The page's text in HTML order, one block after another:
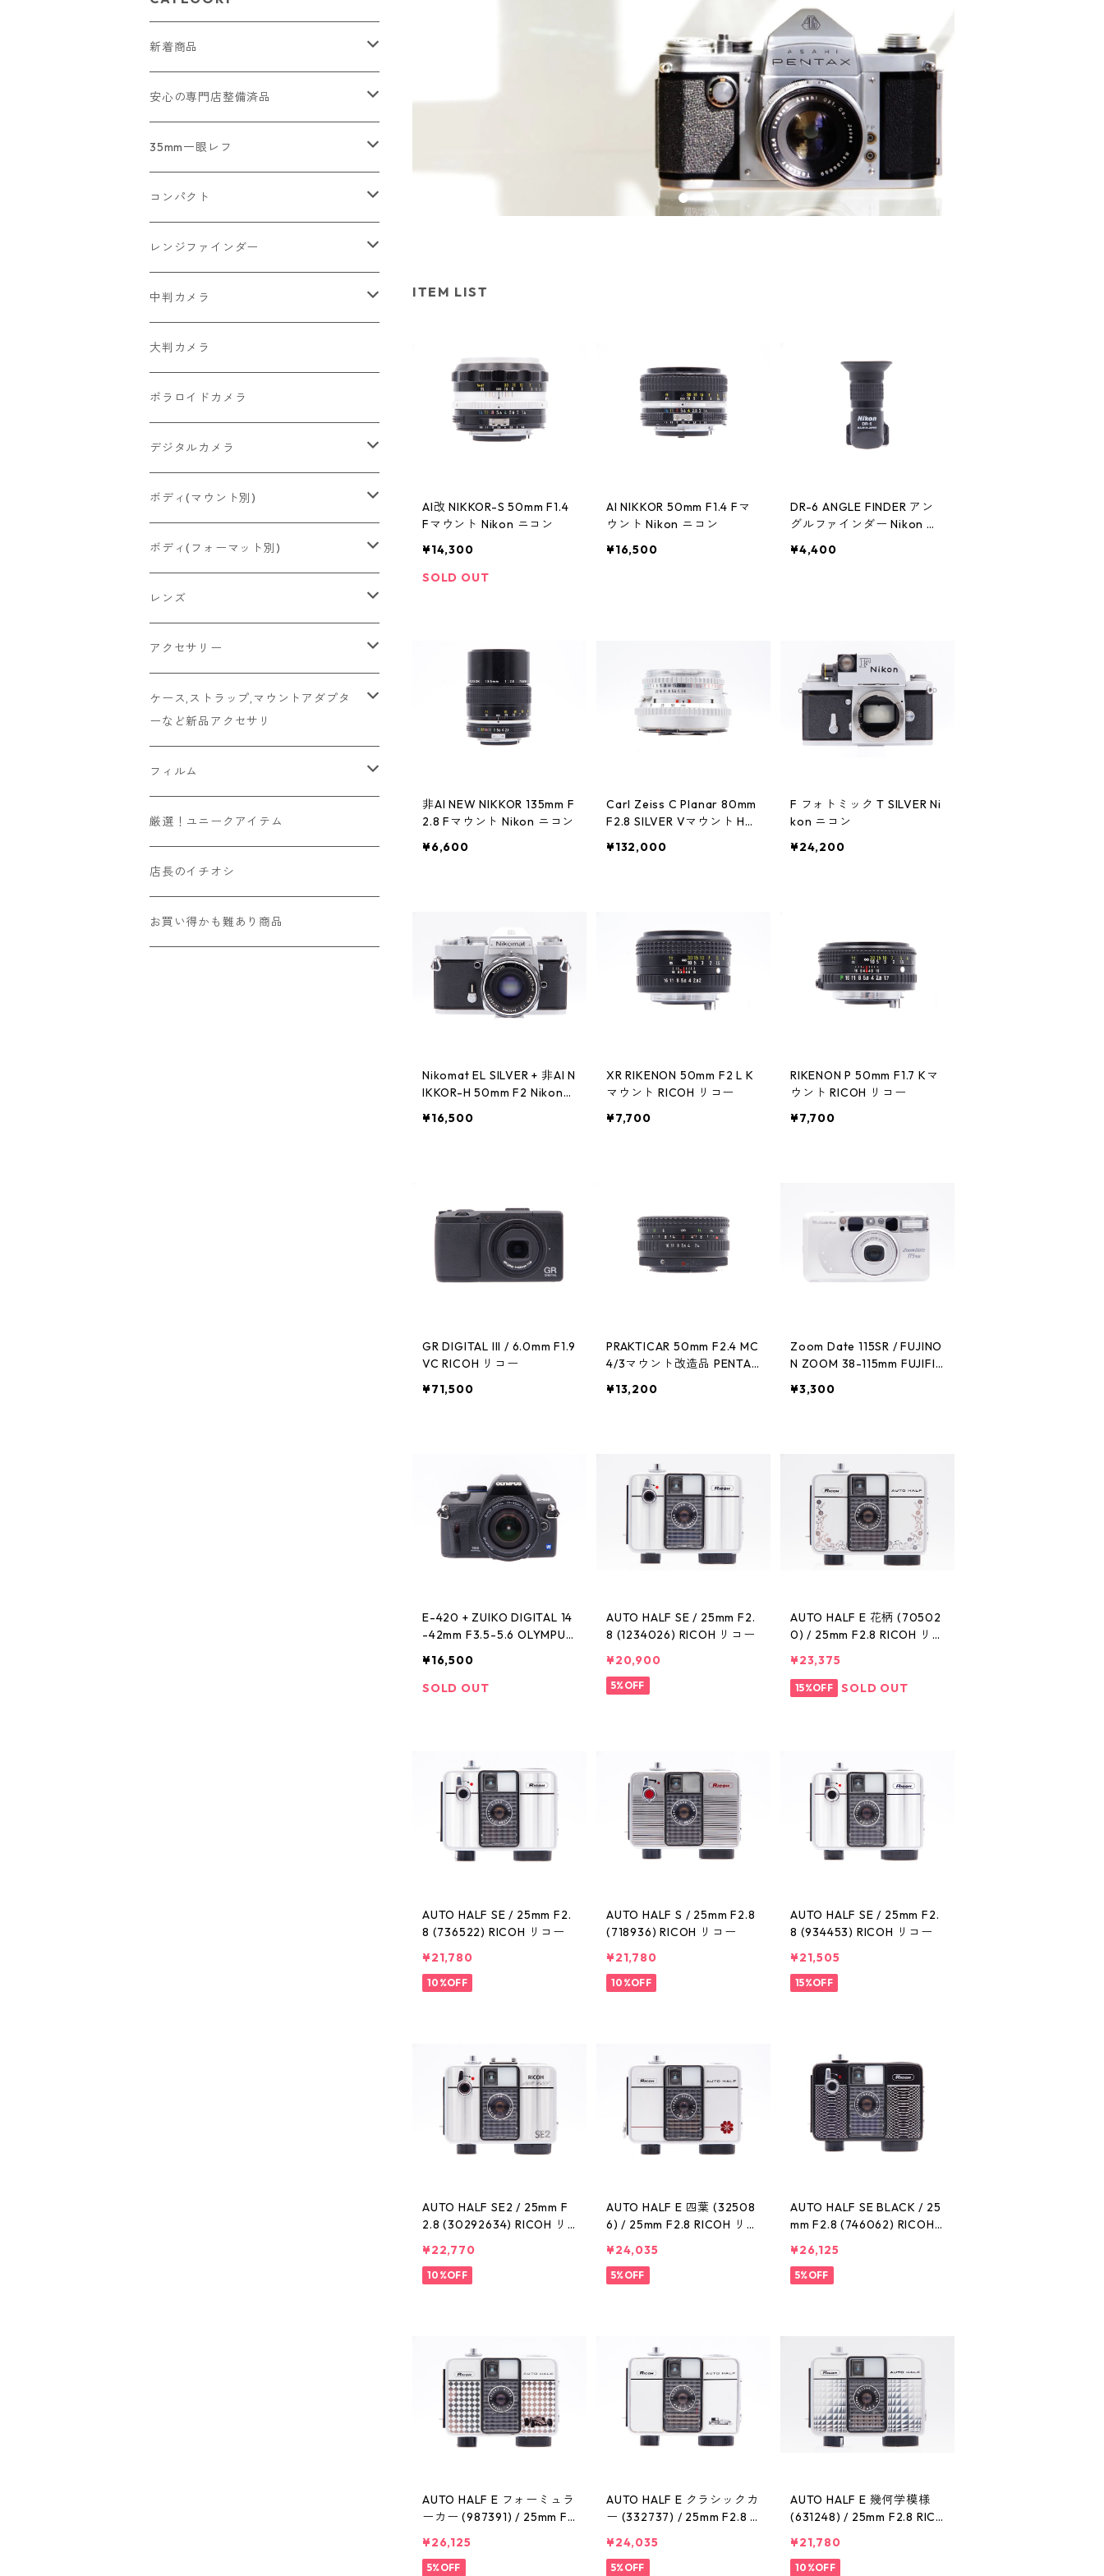
ITEM LIST
AI改 NIKKOR-S 50mm F1.4
Fマウント Nikon ニコン
¥14,300
SOLD OUT
AI NIKKOR 50mm F1.4 Fマ
ウント Nikon ニコン
¥16,500
DR-6 ANGLE FINDER アン
グルファインダー Nikon ニ
¥4,400
非AI NEW NIKKOR 135mm F
2.8 Fマウント Nikon ニコン
¥6,600
Carl Zeiss C Planar 80mm
F2.8 SILVER Vマウント HAS
¥132,000
F フォトミック T SILVER Ni
kon ニコン
¥24,200
Nikomat EL SILVER + 非AI N
IKKOR-H 50mm F2 Nikon
¥16,500
XR RIKENON 50mm F2 L K
マウント RICOH リコー
¥7,700
RIKENON P 50mm F1.7 Kマ
ウント RICOH リコー
¥7,700
GR DIGITAL III / 6.0mm F1.9
VC RICOH リコー
¥71,500
PRAKTICAR 50mm F2.4 MC
4/3マウント改造品 PENTAC
¥13,200
Zoom Date 115SR / FUJINO
N ZOOM 38-115mm FUJIFIL
¥3,300
E-420 + ZUIKO DIGITAL 14
-42mm F3.5-5.6 OLYMPUS
¥16,500
SOLD OUT
AUTO HALF SE / 25mm F2.
8 (1234026) RICOH リコー
¥20,900
5%OFF
AUTO HALF E 花柄 (70502
0) / 25mm F2.8 RICOH リコ
¥23,375
15%OFF SOLD OUT
AUTO HALF SE / 25mm F2.
8 (736522) RICOH リコー
¥21,780
10%OFF
AUTO HALF S / 25mm F2.8
(718936) RICOH リコー
¥21,780
10%OFF
AUTO HALF SE / 25mm F2.
8 (934453) RICOH リコー
¥21,505
15%OFF
AUTO HALF SE2 / 25mm F
2.8 (30292634) RICOH リ
¥22,770
10%OFF
AUTO HALF E 四葉 (32508
6) / 25mm F2.8 RICOH リコ
¥24,035
5%OFF
AUTO HALF SE BLACK / 25
mm F2.8 (746062) RICOH
¥26,125
5%OFF
AUTO HALF E フォーミュラ
ーカー (987391) / 25mm F
¥26,125
5%OFF
AUTO HALF E クラシックカ
ー (332737) / 25mm F2.8 R
¥24,035
5%OFF
AUTO HALF E 幾何学模様
(631248) / 25mm F2.8 RIC
¥21,780
10%OFF
新着商品
2026/07/18
2026/07/12
2026/07/11
2026/07/10
2026/06/30
2026/06/28
2026/06/27
2026/06/24
2026/06/23
2026/06/21
2026/06/12
2026/06/11
2026/06/10
安心の専門店整備済品
コンパクトカメラ
一眼レフ・レンジファインダーカメラ
中判カメラ
レンズ
35mm一眼レフ
Nikon
Canon
PENTAX
OLYMPUS
MINOLTA
CONTAX
Konica
Ricoh
Mamiya
京セラ
FUJIFILM
Leica
その他舶来
その他国産
コンパクト
Nikon
Canon
PENTAX
FUJIFILM
RICOH
Minolta
Konica
Leica
Rollei
OLYMPUS
YASHICA
CONTAX
京セラ
国産その他
舶来その他
レンジファインダー
Leica
Nikon
Canon
Zeiss Ikon
舶来その他
国産その他
中判カメラ
Mamiya
PENTAX
FUJIFILM
Bronica
CONTAX
HASSELBLAD
Rollei
PLAUBEL
Voigtlander
ZEISSIKON
ZENZA BRONICA
Kowa
国産その他
大判カメラ
ポラロイドカメラ
デジタルカメラ
一眼レフ
ミラーレス一眼
コンパクト
ボディ(マウント別)
Fマウント
FDマウント
SR/MDマウント
OMマウント
Kマウント
M42マウント
Y/Cマウント
L39マウント
Mマウント
ボディ(フォーマット別)
ハーフサイズ
フルサイズ
6x4.5
6x6
6x7
6x9
4x4
6x12
レンズ
Fマウント
FDマウント
SR/MDマウント
OMマウント
Kマウント
M42マウント
Y/Cマウント
アクセサリー
キャップ
フード
マウントアダプター
ビューファインダー/交換ファインダー
フィルター
露出計
ケース,ストラップ,マウントアダプタ
ーなど新品アクセサリ
マウントアダプター
ソニーEマウントボディ用
富士フィルムXマウントボディ用
ハンドメイド
フィルム
135フィルム
カラー
リバーサル
120フィルム
インスタントフィルム
厳選！ユニークアイテム
店長のイチオシ
お買い得かも難あり商品